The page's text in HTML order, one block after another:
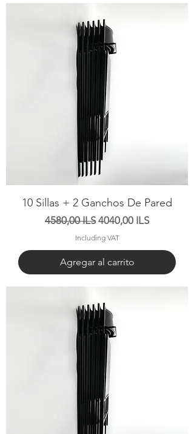
10 Sillas + 2 Ganchos De Pared
Precio
4580,00 ILS Precio de oferta
4040,00 ILS
Including VAT
Agregar al carrito